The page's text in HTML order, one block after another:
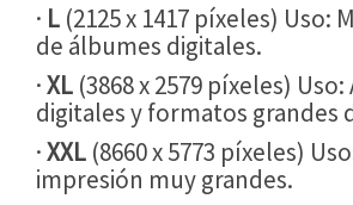
· L (2125 x 1417 píxeles) Uso:
de álbumes digitales.
·XL (3868 x 2579 píxeles)
digitales y formatos grandes
·XXL (8660 x 5773 píxeles)
impresión muy grandes.